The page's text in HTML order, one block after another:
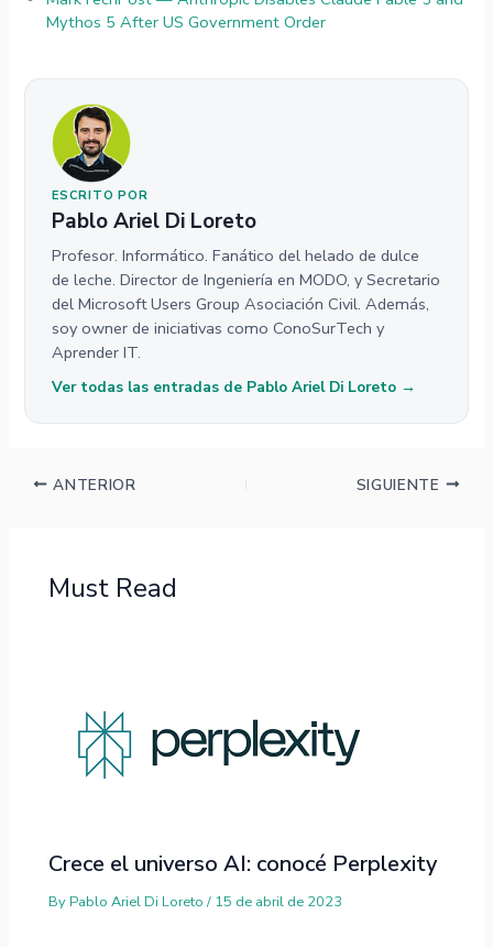
Mythos 5 After US Government Order
ESCRITO POR
Pablo Ariel Di Loreto
Profesor. Informático. Fanático del helado de dulce
de leche. Director de Ingeniería en MODO, y Secretario
del Microsoft Users Group Asociación Civil. Además,
soy owner de iniciativas como ConoSurTech y
Aprender IT.
Ver todas las entradas de Pablo Ariel Di Loreto →
ANTERIOR SIGUIENTE
Must Read
Crece el universo AI: conocé Perplexity
ByPablo Ariel Di Loreto/ 15 de abril de 2023